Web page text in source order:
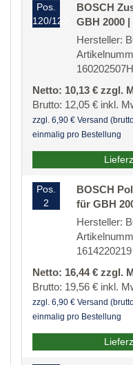
Pos.
120/120
BOSCH
GBH 2000 |
Hersteller:
160202507H
Netto: 10,13 € zzgl.
Brutto: 12,05 € inkl.
zzgl. 6,90 € Versand
einmalig pro Bestellung
Pos.
2
BOSCH
für GBH
Hersteller:
1614220219
Netto: 16,44 € zzgl.
Brutto: 19,56 € inkl.
zzgl. 6,90 € Versand
einmalig pro Bestellung